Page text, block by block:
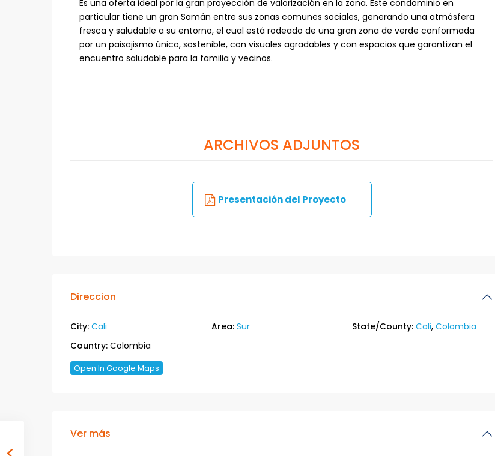
Es una oferta ideal por la gran proyección de valorización en la zona. Este condominio en
particular tiene un gran Samán entre sus zonas comunes sociales, generando una atmósfera
fresca y saludable a su entorno, el cual está rodeado de una gran zona de verde conformada
por un paisajismo único, sostenible, con visuales agradables y con espacios que garantizan el
encuentro saludable para la familia y vecinos.
ARCHIVOS ADJUNTOS
Presentación del Proyecto
Direccion
City: Cali Area: Sur State/County: Cali,Colombia
Country: Colombia
Open In Google Maps
Ver más